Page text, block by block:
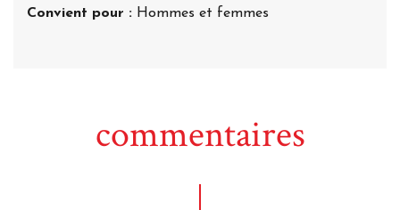
Convient pour : Hommes et femmes
commentaires